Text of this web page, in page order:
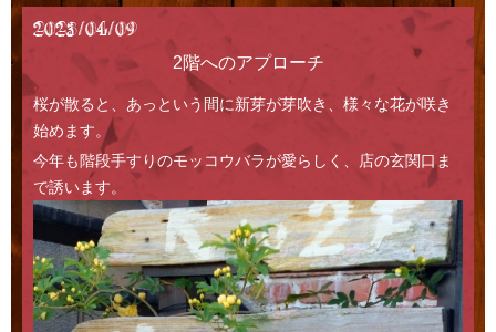
Dinner
News
Staff blog
Access
2023/04/09
2階へのアプローチ
桜が散ると、あっという間に新芽が芽吹き、様々な花が咲き
始めます。
今年も階段手すりのモッコウバラが愛らしく、店の玄関口ま
で誘います。